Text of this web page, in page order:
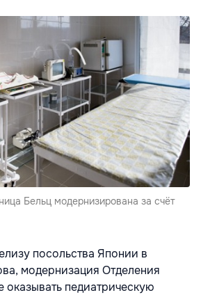
Бельц модернизирована за счёт
посольства Японии в
модернизация Отделения
оказывать педиатрическую